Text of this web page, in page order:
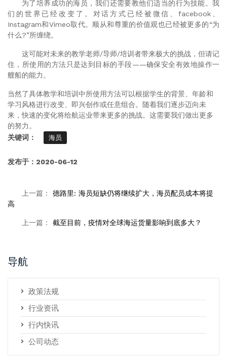
为了培养成功的海员，我们还需要教他们适当的行为技能。我
们的世界已经改变了。对话方式已经被微信、facebook 、
Instagram和Vimeo取代。顺从和尊重的价值观也已经被更多的“为
什么?”所缠绕。
这可能对未来的教学老师/导师/培训者带来极大的挑战，但请记
住，所使用的方法只是达到目标的手段——确保安全有效地操作一
艘船的能力。
当然了具体教学和培训中所使用方法可以根据学生的背景、年龄和
学习风格进行改变、即兴创作或任意组合。随着我们逐步迈向未
来，快速的变化将给航运业带来更多的挑战。这需要我们做出更多
的努力。
关键词：
海员
发布于：2020-06-12
上一篇： 德路里: 海员短缺仍将继续扩大，海员配员成本将提
高
上一篇： 截至目前，疫情对全球海运货量影响到底多大？
导航
政策法规
行业资讯
行内快讯
公司动态